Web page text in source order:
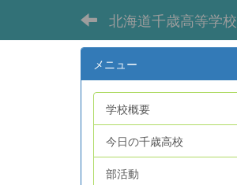
北海道千歳高等学校
メニュー
学校概要
今日の千歳高校
部活動